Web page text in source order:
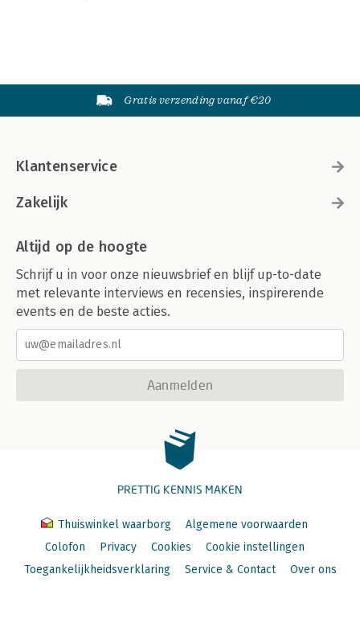
Gratis verzending vanaf €20
Klantenservice
Zakelijk
Altijd op de hoogte
Schrijf u in voor onze nieuwsbrief en blijf up-to-date
met relevante interviews en recensies, inspirerende
events en de beste acties.
Aanmelden
PRETTIG KENNIS MAKEN
Thuiswinkel waarborg
Algemene voorwaarden
Colofon
Privacy Cookies
Cookie instellingen
Toegankelijkheidsverklaring
Service & Contact Over ons